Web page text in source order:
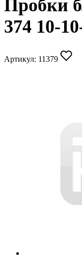
Пробки
374 10-
Артикул: 11379